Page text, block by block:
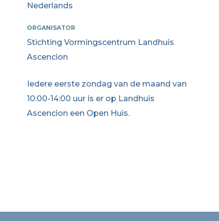
Nederlands
ORGANISATOR
Stichting Vormingscentrum Landhuis
Ascencion
Iedere eerste zondag van de maand van
10:00-14:00 uur is er op Landhuis
Ascencion een Open Huis.